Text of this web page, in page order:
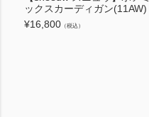
ックスカーディガン(11AW)
¥16,800（税込）